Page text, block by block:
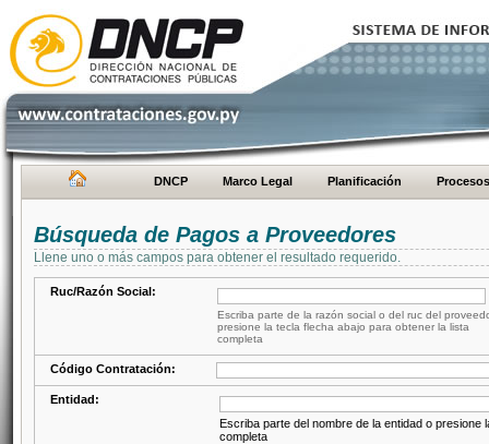
DNCP Marco Legal Planificación Procesos
Búsqueda de Pagos a Proveedores
Llene uno o más campos para obtener el resultado requerido.
Ruc/Razón Social:
Escriba parte de la razón social o del ruc del
presione la tecla flecha abajo para obtener la lista
completa
Código Contratación:
Entidad:
Escriba parte del nombre de la entidad o presione
completa